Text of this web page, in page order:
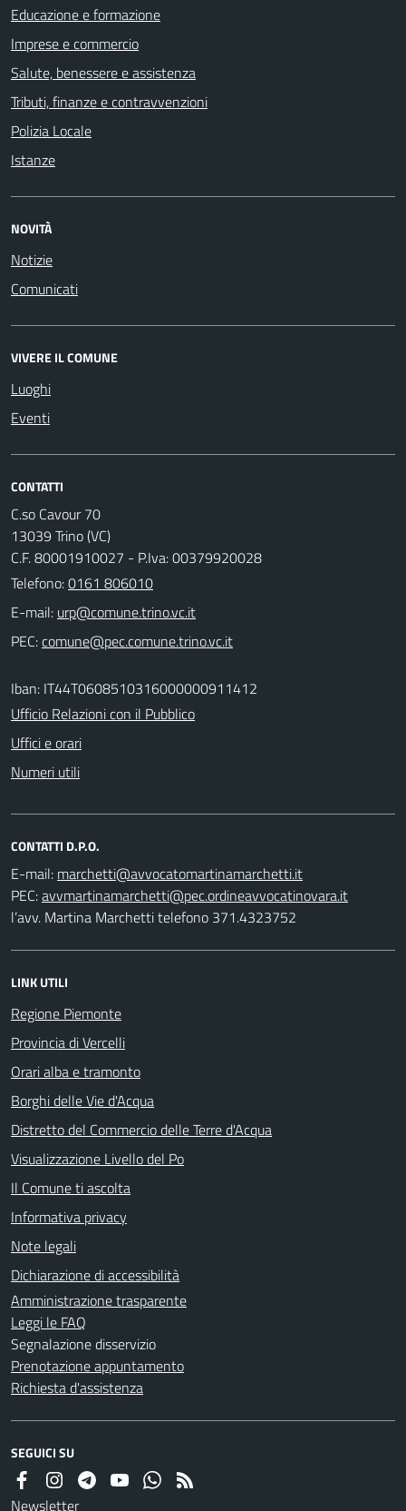
Educazione e formazione
Imprese e commercio
Salute, benessere e assistenza
Tributi, finanze e contravvenzioni
Polizia Locale
Istanze
NOVITÀ
Notizie
Comunicati
VIVERE IL COMUNE
Luoghi
Eventi
CONTATTI
C.so Cavour 70
13039 Trino (VC)
C.F. 80001910027 - P.Iva: 00379920028
Telefono:0161 806010
E-mail:
PEC:
Iban: IT44T0608510316000000911412
Ufficio Relazioni con il Pubblico
Uffici e orari
Numeri utili
CONTATTI D.P.O.
E-mail:
PEC:
l’avv. Martina Marchetti telefono 371.4323752
LINK UTILI
Regione Piemonte
Provincia di Vercelli
Orari alba e tramonto
Borghi delle Vie d'Acqua
Distretto del Commercio delle Terre d'Acqua
Visualizzazione Livello del Po
Il Comune ti ascolta
Informativa privacy
Note legali
Dichiarazione di accessibilità
Amministrazione trasparente
Leggi le FAQ
Segnalazione disservizio
Prenotazione appuntamento
Richiesta d'assistenza
SEGUICI SU
Newsletter